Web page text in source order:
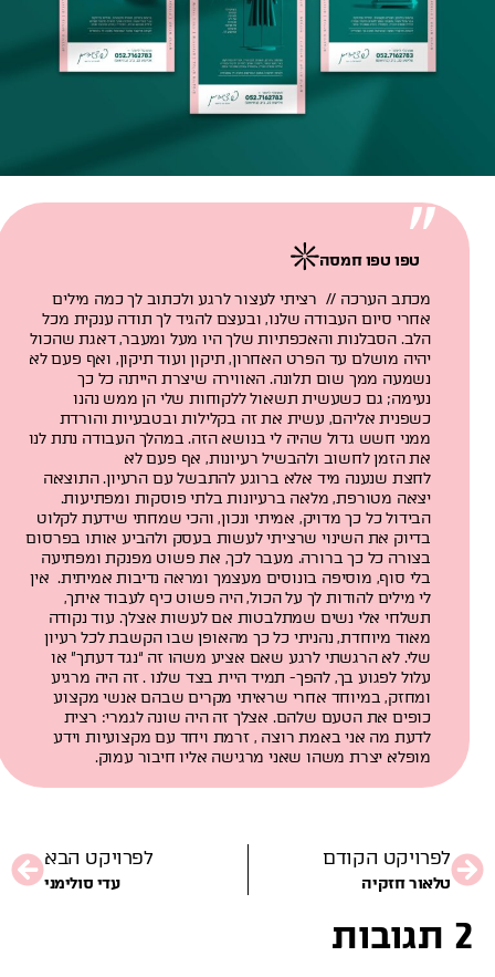
טפו טפו חמסה
מכתב הערכה // רציתי לעצור לרגע ולכתוב לך כמה מילים
אחרי סיום העבודה שלנו, ובעצם להגיד לך תודה ענקית מכל
הלב. הסבלנות והאכפתיות שלך היו מעל ומעבר, דאגת שהכול
יהיה מושלם עד הפרט האחרון, תיקון ועוד תיקון, ואף פעם לא
נשמעה ממך שום תלונה. האווירה שיצרת הייתה כל כך
נעימה; גם כשעשית תשאול ללקוחות שלי הן ממש נהנו
כשפנית אליהם, עשית את זה בקלילות ובטבעיות והורדת
ממני חשש גדול שהיה לי בנושא הזה. במהלך העבודה נתת לנו
את הזמן לחשוב ולהבשיל רעיונות, אף פעם לא
לחצת שנענה מיד אלא ברוגע להתבשל עם הרעיון. התוצאה
יצאה מטורפת, מלאה ברעיונות בלתי פוסקות ומפתיעות.
הבידול כל כך מדויק, אמיתי ונכון, והכי שמחתי שידעת לקלוט
בדיוק את השינוי שרציתי לעשות בעסק ולהביע אותו בפרסום
בצורה כל כך ברורה. מעבר לכך, את פשוט מפנקת ומפתיעה
בלי סוף, מוסיפה בונוסים מעצמך ומראה נדיבות אמיתית. אין
לי מילים להודות לך על הכול, היה פשוט כיף לעבוד איתך,
תשלחי אלי נשים שמתלבטות אם לעשות אצלך. עוד נקודה
מאוד מיוחדת, נהניתי כל כך מהאופן שבו הקשבת לכל רעיון
שלי. לא הרגשתי לרגע שאם אציע משהו זה “נגד דעתך” או
עלול לפגוע בך, להפך- תמיד היית בצד שלנו . זה היה מרגיע
ומחזק, במיוחד אחרי שראיתי מקרים שבהם אנשי מקצוע
כופים את הטעם שלהם. אצלך זה היה שונה לגמרי: רצית
לדעת מה אני באמת רוצה , זרמת ויחד עם מקצועיות וידע
מופלא יצרת משהו שאני מרגישה אליו חיבור עמוק.
לפרויקט הקודם
טלאור חזקיה
לפרויקט הבא
עדי סולימני
2 תגובות